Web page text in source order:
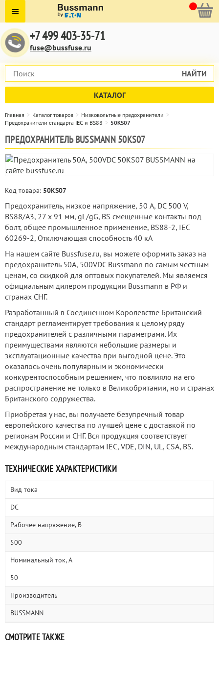
+7 499 403-35-71
fuse@bussfuse.ru
НАЙТИ
КАТАЛОГ
Главная Каталог товаров
Низковольтные предохранители
Предохранители стандарта IEC и BS88
50KS07
ПРЕДОХРАНИТЕЛЬ BUSSMANN 50KS07
Код товара: 50KS07
Предохранитель, низкое напряжение, 50 A, DC 500 V,
BS88/A3, 27 x 91 мм, gL/gG, BS смещенные контакты под
болт, общее промышленное применение, BS88-2, IEC
60269-2, Отключающая способность 40 кА
На нашем сайте Bussfuse.ru, вы можете оформить заказ на
предохранитель 50А, 500VDC Bussmann по самым честным
ценам, со скидкой для оптовых покупателей. Мы являемся
официальным дилером продукции Bussmann в РФ и
странах СНГ.
Разработанный в Соединенном Королевстве Британский
стандарт регламентирует требования к целому ряду
предохранителей с различными параметрами. Их
преимуществами являются небольшие размеры и
эксплуатационные качества при выгодной цене. Это
оказалось очень популярным и экономически
конкурентоспособным решением, что повлияло на его
распространение не только в Великобритании, но и странах
Британского содружества.
Приобретая у нас, вы получаете безупречный товар
европейского качества по лучшей цене с доставкой по
регионам России и СНГ. Вся продукция соответствует
международным стандартам IEC, VDE, DIN, UL, CSA, BS.
ТЕХНИЧЕСКИЕ ХАРАКТЕРИСТИКИ
Вид тока
DC
Рабочее напряжение, В
500
Номинальный ток, А
50
Производитель
BUSSMANN
СМОТРИТЕ ТАКЖЕ